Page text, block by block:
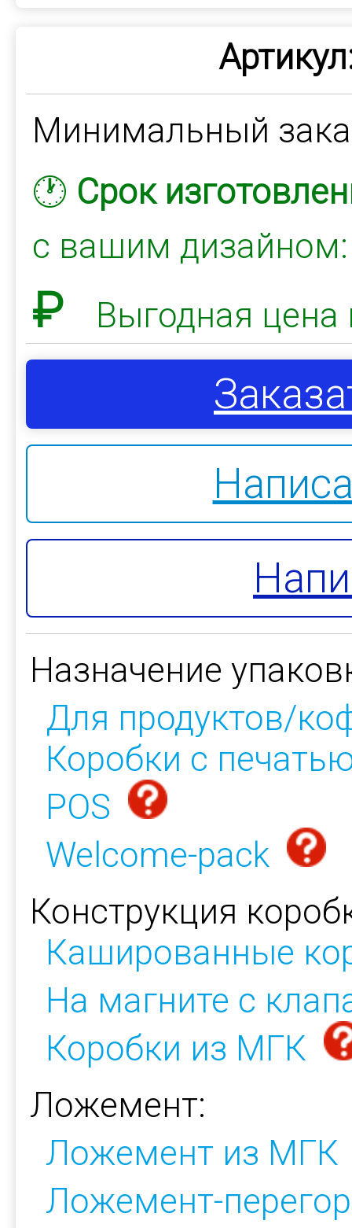
Минимальный
🕐 Срок
с вашим
₽ Выгодная
Назначение
Для продуктов/
Коробки с
POS
Welcome-pack
Конструкция
Кашированные
На магните с
Коробки из МГК
Ложемент:
Ложемент из МГК
Ложемент-